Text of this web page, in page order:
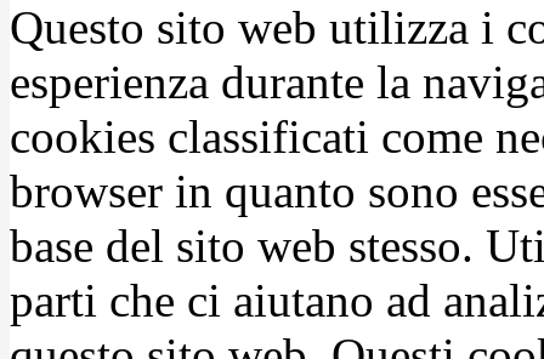
Questo sito web utilizza i
esperienza durante la
cookies classificati come
browser in quanto sono
base del sito web stesso.
parti che ci aiutano ad